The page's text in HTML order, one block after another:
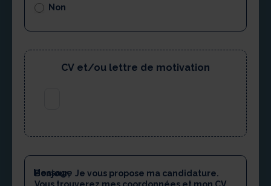
Non
CV et/ou lettre de motivation
Message